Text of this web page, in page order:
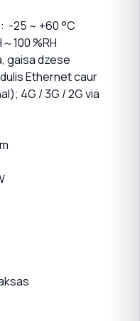
-25 ~ +60 °C
100 %RH
gaisa dzese
Ethernet caur
4G / 3G / 2G via